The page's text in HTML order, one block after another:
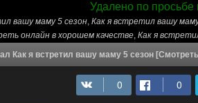
Удалено по просьбе
вашу маму 5 сезон, Как я встретил вашу
онлайн в хорошем качестве, Как я
Как я встретил вашу маму 5 сезон